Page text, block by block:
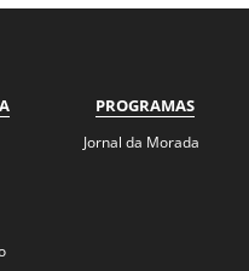
PROGRAMAS
Jornal da Morada